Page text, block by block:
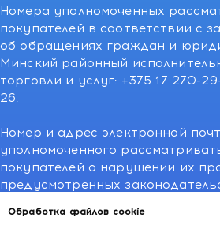
Обработка файлов cookie
Номера уполномоченных
покупателей в соответствии с
об обращениях граждан и
Минский районный
торговли и услуг: +375 17 270-
26.
Номер и адрес электронной
уполномоченного
покупателей о нарушении их
предусмотренных
операторов), info@kakvapteke.by